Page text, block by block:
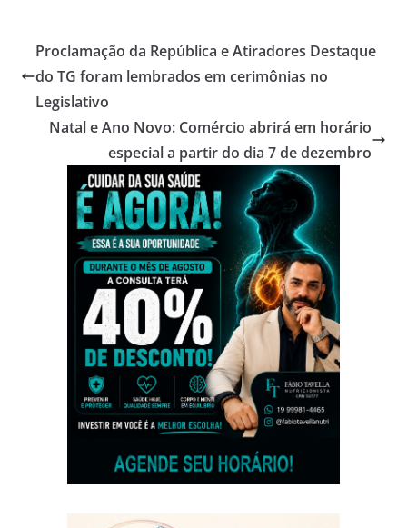
Proclamação da República e Atiradores Destaque
do TG foram lembrados em cerimônias no
Legislativo
Natal e Ano Novo: Comércio abrirá em horário
especial a partir do dia 7 de dezembro